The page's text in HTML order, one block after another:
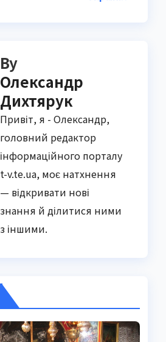
By
Олександр
Дихтярук
Привіт, я - Олександр,
головний редактор
інформаційного порталу
t-v.te.ua, моє натхнення
— відкривати нові
знання й ділитися ними
з іншими.